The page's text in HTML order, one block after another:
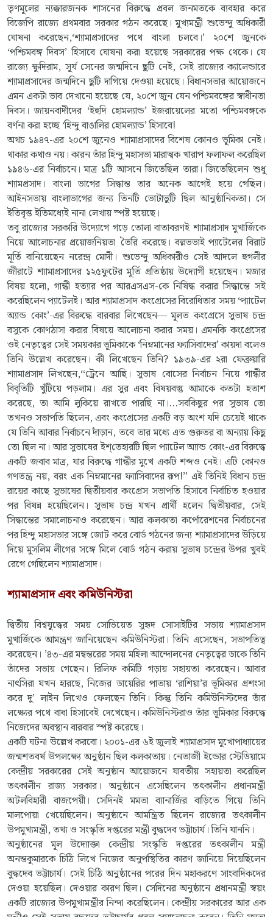
তৃণমূলের ন্যক্কারজনক শাসনের বিরুদ্ধে প্রবল জনমতকে ব্যবহার করে
বিজেপি রাজ্যে প্রথমবার সরকার গঠন করেছে। মুখ্যমন্ত্রী শুভেন্দু অধিকারী
ঘোষনা করেছেন,‘শ্যামাপ্রসাদের পথে বাংলা চলবে।’ ২০শে জুনকে
‘পশ্চিমবঙ্গ দিবস’ হিসাবে ঘোষনা করা হয়েছে সরকারের পক্ষ থেকে। যে
রাজ্যে ক্ষুদিরাম, সূর্য সেনের জন্মদিনে ছুটি নেই, সেই রাজ্যের ক্যালেন্ডারে
শ্যামাপ্রসাদের জন্মদিনে ছুটি দাগিয়ে দেওয়া হয়েছে। বিধানসভার আয়োজনে
এমন একটা ভাব দেখানো হয়েছে যে, ২০শে জুন যেন পশ্চিমবঙ্গের স্বাধীনতা
দিবস। জায়নবাদীদের ‘ইহুদি হোমল্যান্ড’ ইজরায়েলের মতো পশ্চিমবঙ্গকে
বর্ণনা করা হচ্ছে ‘হিন্দু বাঙালির হোমল্যান্ড’ হিসাবে!
অথচ ১৯৪৭-এর ২০শে জুনেও শ্যামাপ্রসাদের বিশেষ কোনও ভূমিকা নেই।
থাকার কথাও নয়। কারন তাঁর হিন্দু মহাসভা মারাত্মক খারাপ ফলাফল করেছিল
১৯৪৬-এর নির্বাচনে। মাত্র ১টি আসনে জিতেছিল তারা। জিতেছিলেন শুধু
শ্যামপ্রসাদ। বাংলা ভাগের সিদ্ধান্ত তার অনেক আগেই হয়ে গেছিল।
আইনসভায় বাংলাভাগের জন্য তিনটি ভোটাভুটি ছিল আনুষ্ঠানিকতা। সে
ইতিবৃত্ত ইতিমধ্যেই নানা লেখায় স্পষ্ট হয়েছে।
তবু রাজ্যের সরকারি উদ্যোগে গড়ে তোলা বাতাবরণই শ্যামাপ্রসাদ মুখার্জিকে
নিয়ে আলোচনার প্রয়োজনিয়তা তৈরি করেছে। বল্লভভাই প্যাটেলের বিরাট
মূর্তি বানিয়েছেন নরেন্দ্র মোদী। শুভেন্দু অধিকারীও সেই আদলে হুগলীর
জীরাটে শ্যামাপ্রসাদের ১২৫ফুটের মূর্তি প্রতিষ্ঠায় উদ্যোগী হয়েছেন। মজার
বিষয় হলো, গান্ধী হত্যার পর আরএসএস-কে নিষিদ্ধ করার সিদ্ধান্তে সই
করেছিলেন প্যাটেলই। আর শ্যামাপ্রসাদ কংগ্রেসের বিরোধিতার সময় ‘প্যাটেল
অ্যান্ড কোং’-এর বিরুদ্ধে বারবার লিখেছেন— মূলত কংগ্রেসে সুভাষ চন্দ্র
বসুকে কোণঠাসা করার বিষয়ে আলোচনা করার সময়। এমনকি কংগ্রেসের
ওই নেতৃত্বের সেই সময়কার ভূমিকাকে ‘নিম্নমানের ফ্যাসিবাদের’ কায়দা বলেও
তিনি উল্লেখ করেছেন। কী লিখেছেন তিনি? ১৯৩৯-এর ২রা ফেব্রুয়ারি
শ্যামাপ্রসাদ লিখছেন,‘‘ট্রেনে আছি। সুভাষ বোসের নির্বাচন নিয়ে গান্ধীর
বিবৃতিটি খুঁটিয়ে পড়লাম। এর সুর এবং বিষয়বস্তু আমাকে কতটা হতাশ
করেছে, তা আমি লুকিয়ে রাখতে পারছি না।...সবকিছুর পর সুভাষ তো
তখনও সভাপতি ছিলেন, এবং কংগ্রেসের একটি বড় অংশ যদি চেয়েই থাকে
যে তিনি আবার নির্বাচনে দাঁড়ান, তবে তার মধ্যে এত গুরুতর বা অন্যায় কিছু
তো ছিল না। আর সুভাষের ইশ্‌তেহারটি ছিল প্যাটেল অ্যান্ড কোং-এর বিরুদ্ধে
একটি জবাব মাত্র, যার বিরুদ্ধে গান্ধীর মুখে একটি শব্দও নেই। এটি কোনও
গণতন্ত্র নয়, বরং এক নিম্নমানের ফ্যাসিবাদের রূপ!’’ এই তিনিই বিধান চন্দ্র
রায়ের কাছে সুভাষের দ্বিতীয়বার কংগ্রেস সভাপতি হিসাবে নির্বাচিত হওয়ার
পর বিষন্ন হয়েছিলেন। সুভাষ চন্দ্র যখন প্রার্থী হলেন দ্বিতীয়বার, সেই
সিদ্ধান্তের সমালোচনাও করেছেন। আর কলকাতা কর্পোরেশনের নির্বাচনের
পর হিন্দু মহাসভার সঙ্গে জোট করে বোর্ড গঠনের জন্য শ্যামাপ্রসাদের উড়িয়ে
দিয়ে মুসলিম লীগের সঙ্গে মিলে বোর্ড গঠন করায় সুভাষ চন্দ্রের উপর খুবই
রেগে গেছিলেন শ্যামাপ্রসাদ।
শ্যামাপ্রসাদ এবং কমিউনিস্টরা
দ্বিতীয় বিশ্বযুদ্ধের সময় সোভিয়েত সুহৃদ সোসাইটির সভায় শ্যামাপ্রসাদ
মুখার্জিকে আমন্ত্রণ জানিয়েছেন কমিউনিস্টরা। তিনি এসেছেন, সভাপতিত্ব
করেছেন। ’৪৩-এর মন্বন্তরের সময় মহিলা আন্দোলনের নেতৃত্বের ডাকে তিনি
তাঁদের সভায় গেছেন। রিলিফ কমিটি গড়ায় সহায়তা করেছেন। আবার
নাৎসিরা যখন হারছে, নিজের ডায়েরির পাতায় ‘রাশিয়া’র ভূমিকার প্রশংসা
করে দু’ লাইন লিখেও ফেলছেন তিনি। কিন্তু তিনি কমিউনিস্টদের তাঁর
লক্ষ্যের পথে বাধা হিসাবেই দেখেছেন। কমিউনিস্টরাও তাঁর ভূমিকার বিরুদ্ধে
নিজেদের অবস্থান বারবার স্পষ্ট করেছে।
একটি ঘটনা উল্লেখ করবো। ২০০১-এর ৬ই জুলাই শ্যামাপ্রসাদ মুখোপাধ্যায়ের
জন্মশতবর্ষ উপলক্ষ্যে অনুষ্ঠান ছিল কলকাতায়। নেতাজী ইন্ডোর স্টেডিয়ামে
কেন্দ্রীয় সরকারের সেই অনুষ্ঠান আয়োজনে যাবতীয় সহায়তা করেছিল
তৎকালীন রাজ্য সরকার। অনুষ্ঠানে এসেছিলেন তৎকালীন প্রধানমন্ত্রী
অটলবিহারী বাজপেয়ী। সেদিনই মমতা ব্যানার্জির বাড়িতে গিয়ে তিনি
মালপোয়া খেয়েছিলেন। অনুষ্ঠানে আমন্ত্রিত ছিলেন রাজ্যের তৎকালীন
উপমুখ্যমন্ত্রী, তথ্য ও সংস্কৃতি দপ্তরের মন্ত্রী বুদ্ধদেব ভট্টাচার্য। তিনি যাননি।
অনুষ্ঠানের মূল উদ্যোক্তা কেন্দ্রীয় সংস্কৃতি দপ্তরের তৎকালীন মন্ত্রী
অনন্তকুমারকে চিঠি লিখে নিজের অনুপস্থিতির কারণ জানিয়ে দিয়েছিলেন
বুদ্ধদেব ভট্টাচার্য। সেই চিঠি অনুষ্ঠানের পরের দিন মহাকরণে সাংবাদিকদের
দেওয়া হয়েছিল। দেওয়ার কারণ ছিল। সেদিনের অনুষ্ঠানে প্রধানমন্ত্রী স্বয়ং
একটি রাজ্যের উপমুখ্যমন্ত্রীর নিন্দা করেছিলেন। কেন্দ্রীয় সরকারের আর এক